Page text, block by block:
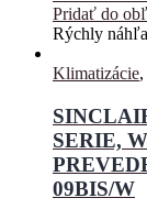
Pridať do
Rýchly
Klimatizácie,
SERIE,
09BIS/W